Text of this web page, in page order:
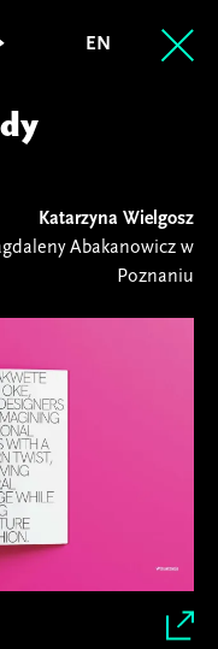
EN
Katarzyna Wielgosz
Abakanowicz w
Poznaniu